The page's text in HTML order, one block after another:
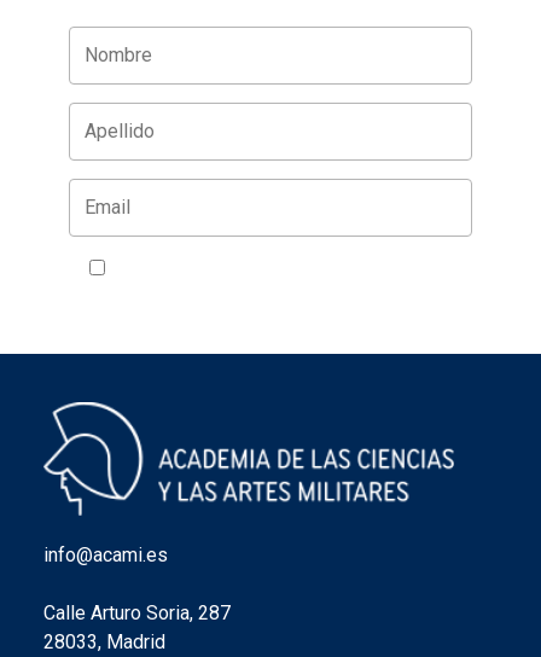
info@acami.es
Calle Arturo Soria, 287
28033, Madrid